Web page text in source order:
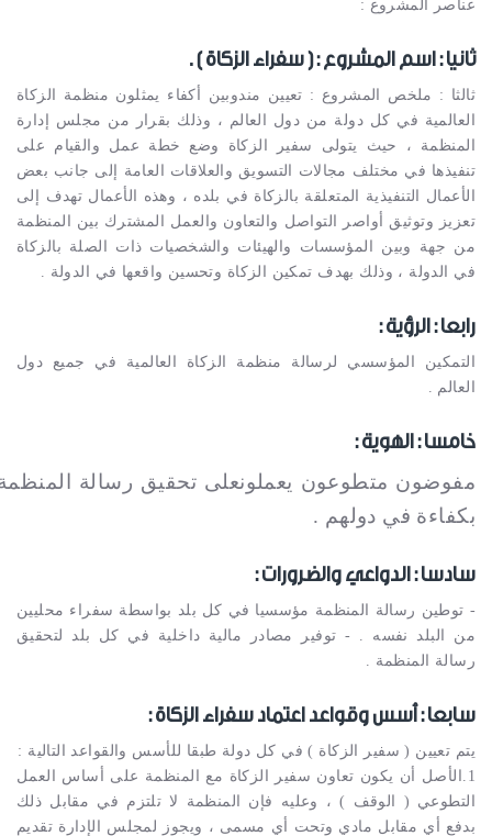
عناصر المشروع :
ثانيا : اسم المشروع : ( سفراء الزكاة ) .
ثالثا : ملخص المشروع : تعيين مندوبين أكفاء يمثلون منظمة الزكاة
العالمية في كل دولة من دول العالم ، وذلك بقرار من مجلس إدارة
المنظمة ، حيث يتولى سفير الزكاة وضع خطة عمل والقيام على
تنفيذها في مختلف مجالات التسويق والعلاقات العامة إلى جانب بعض
الأعمال التنفيذية المتعلقة بالزكاة في بلده ، وهذه الأعمال تهدف إلى
تعزيز وتوثيق أواصر التواصل والتعاون والعمل المشترك بين المنظمة
من جهة وبين المؤسسات والهيئات والشخصيات ذات الصلة بالزكاة
في الدولة ، وذلك بهدف تمكين الزكاة وتحسين واقعها في الدولة .
رابعا : الرؤية :
التمكين المؤسسي لرسالة منظمة الزكاة العالمية في جميع دول
العالم .
خامسا : الهوية :
مفوضون متطوعون يعملونعلى تحقيق رسالة
بكفاءة في دولهم .
سادسا : الدواعي والضرورات :
- توطين رسالة المنظمة مؤسسيا في كل بلد بواسطة سفراء محليين
من البلد نفسه . - توفير مصادر مالية داخلية في كل بلد لتحقيق
رسالة المنظمة .
سابعا : أسس وقواعد اعتماد سفراء الزكاة :
يتم تعيين ( سفير الزكاة ) في كل دولة طبقا للأسس والقواعد التالية :
1.الأصل أن يكون تعاون سفير الزكاة مع المنظمة على أساس العمل
التطوعي ( الوقف ) ، وعليه فإن المنظمة لا تلتزم في مقابل ذلك
بدفع أي مقابل مادي وتحت أي مسمى ، ويجوز لمجلس الإدارة تقديم